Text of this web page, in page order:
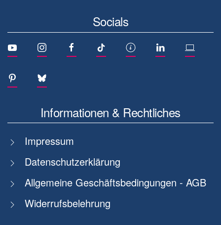
Socials
Informationen & Rechtliches
Impressum
Datenschutzerklärung
Allgemeine Geschäftsbedingungen - AGB
Widerrufsbelehrung